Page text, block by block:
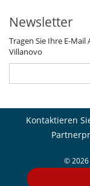
Newsletter
Tragen Sie Ihre E-
Villanovo
Kontaktieren
© 2026